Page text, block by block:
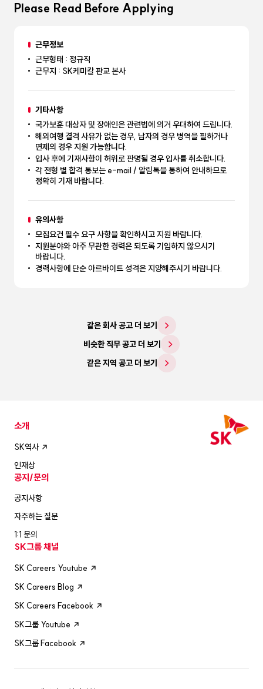
Please Read Before Applying
근무정보
근무형태 : 정규직
근무지 : SK케미칼 판교 본사
기타사항
국가보훈 대상자 및 장애인은 관련법에 의거 우대하여 드립니다.
해외여행 결격 사유가 없는 경우, 남자의 경우 병역을 필하거나
면제의 경우 지원 가능합니다.
입사 후에 기재사항이 허위로 판명될 경우 입사를 취소합니다.
각 전형 별 합격 통보는 e-mail / 알림톡을 통하여 안내하므로
정확히 기재 바랍니다.
유의사항
모집요건 필수 요구 사항을 확인하시고 지원 바랍니다.
지원분야와 아주 무관한 경력은 되도록 기입하지 않으시기
바랍니다.
경력사항에 단순 아르바이트 성격은 지양해주시기 바랍니다.
같은 회사 공고 더 보기
비슷한 직무 공고 더 보기
같은 지역 공고 더 보기
소개
SK역사
인재상
공지/문의
공지사항
자주하는 질문
1:1 문의
SK그룹 채널
SK Careers Youtube
SK Careers Blog
SK Careers Facebook
SK그룹 Youtube
SK그룹 Facebook